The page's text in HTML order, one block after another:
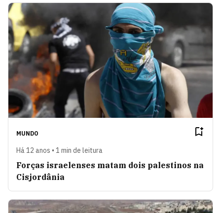
MUNDO
Há 12 anos • 1 min de leitura
Forças israelenses matam dois palestinos na
Cisjordânia